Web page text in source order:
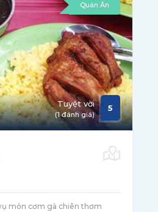
Quán Ăn
Tuyệt vời
(1 đánh giá)
5
món cơm gà chiên thơm